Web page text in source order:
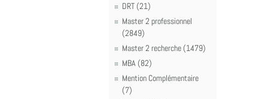
DRT (21)
Master 2 professionnel
(2849)
Master 2 recherche (1479)
MBA (82)
Mention Complémentaire
(7)